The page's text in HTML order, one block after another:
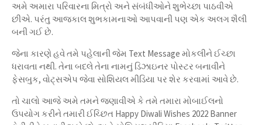
અમે અમારા પરિવારના મિત્રો અને સંબંધીઓને શુભેચ્છા પાઠવીએ
છીએ. પરંતુ આજકાલ શુભકામનાઓ આપવાની પણ એક અલગ શૈલી
બની ગઈ છે.
જેના કારણે હવે તમે પહેલાની જેમ Text Message મોકલીને ઈચ્છા
ધરાવતા નથી. તેના બદલે તેના નામનું ડિઝાઇનર પોસ્ટર બનાવીને
ફેસબુક, વોટ્સએપ જેવા સોશિયલ મીડિયા પર શેર કરવામાં આવે છે.
તો ચાલો આજે અમે તમને જણાવીએ કે તમે તમારા મોબાઈલનો
ઉપયોગ કરીને તમારી ઈચ્છિત Happy Diwali Wishes 2022 Banner